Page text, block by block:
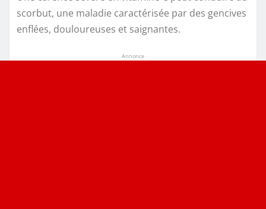
scorbut, une maladie caractérisée par des gencives
enflées, douloureuses et saignantes.
Annonce